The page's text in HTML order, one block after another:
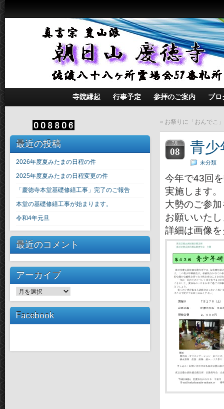
寺院縁起 行事予定 参拝のご案内 ブロ
最近の投稿
2026年度夏みたまの日程の件
2025年度夏みたまの日程変更の件
「慶徳寺本堂基礎修繕工事」完了のご報告
本堂の基礎修繕工事が始まります。
令和4年元旦
最近のコメント
アーカイブ
ア
ー
カ
イ
Facebook
« お祭りに「おんでこ
7月
08 青
未分類
今年で43回
実施します。
大勢のご参
お願いいた
詳細は画像